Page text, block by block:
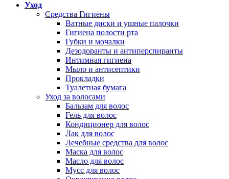
Уход
Средства Гигиены
Ватные диски и ушные палочки
Гигиена полости рта
Губки и мочалки
Дезодоранты и антиперспиранты
Интимная гигиена
Мыло и антисептики
Прокладки
Туалетная бумага
Уход за волосами
Бальзам для волос
Гель для волос
Кондиционер для волос
Лак для волос
Лечебные средства для волос
Маска для волос
Масло для волос
Мусс для волос